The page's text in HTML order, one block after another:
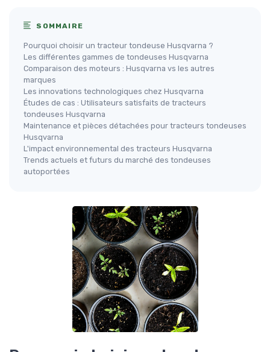
SOMMAIRE
Pourquoi choisir un tracteur tondeuse Husqvarna ?
Les différentes gammes de tondeuses Husqvarna
Comparaison des moteurs : Husqvarna vs les autres
marques
Les innovations technologiques chez Husqvarna
Études de cas : Utilisateurs satisfaits de tracteurs
tondeuses Husqvarna
Maintenance et pièces détachées pour tracteurs tondeuses
Husqvarna
L'impact environnemental des tracteurs Husqvarna
Trends actuels et futurs du marché des tondeuses
autoportées